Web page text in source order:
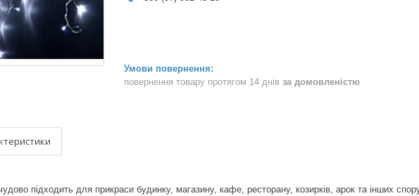
повернення товару протягом 14 днів за домовленістю
підходить для прикраси будинку, магазину, кафе, ресторану, козирків, арок та інших